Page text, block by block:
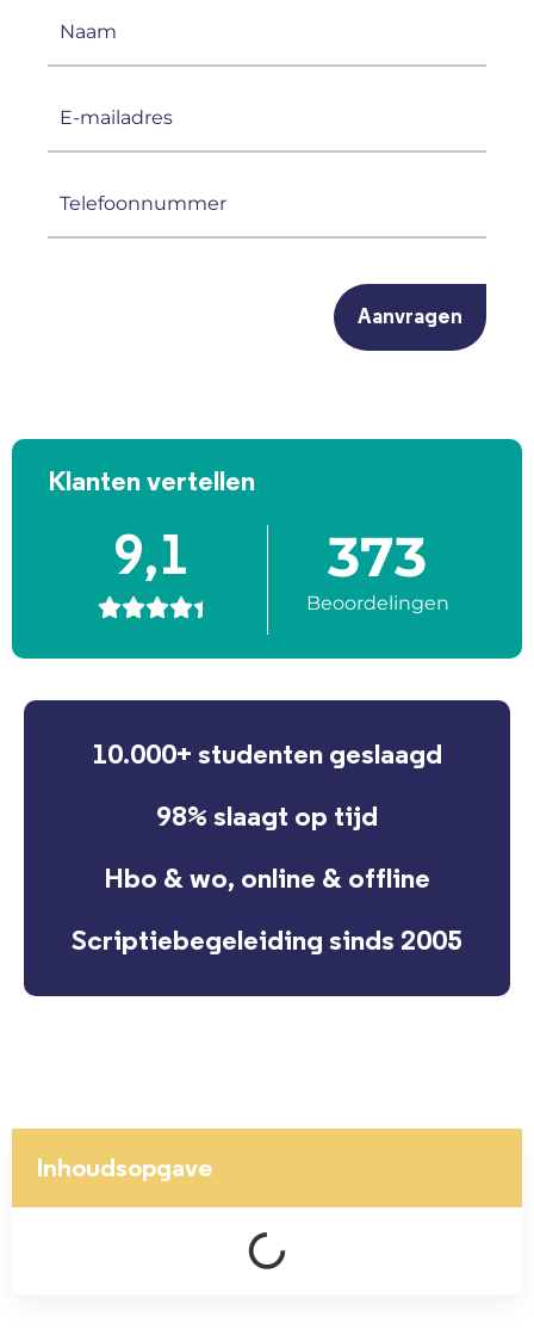
Klanten vertellen
9,1

373
Beoordelingen
10.000+ studenten geslaagd
98% slaagt op tijd
Hbo & wo, online & offline
Scriptiebegeleiding sinds 2005
Inhoudsopgave